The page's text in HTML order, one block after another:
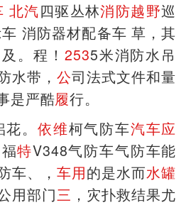
北汽四驱丛林消防越野巡
消防器材配备车 草，其
。程！2535米消防水吊
水带，公司法式文件和量
是严酷履行。
花。依维柯气防车汽车应
特V348气防车气防车能
车、，车用的是水而水罐
用部门三 ，灾扑救结果尤